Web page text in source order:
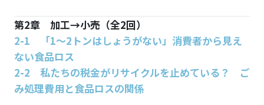
第2章 加工→小売（全2回）
2-1 「1～2トンはしょうがない」消費者から見え
ない食品ロス
2-2 私たちの税金がリサイクルを止めている？ ご
み処理費用と食品ロスの関係